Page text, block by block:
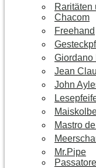
Raritäten
Chacom
Freehand
Giordano
Jean
John
Mastro
Mr.Pipe
Passatore